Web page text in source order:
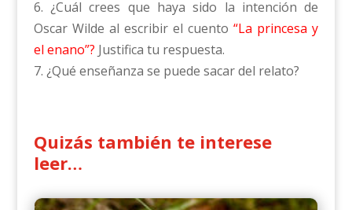
6. ¿Cuál crees que haya sido la intención de
Oscar Wilde al escribir el cuento“La princesa y
el enano”? Justifica tu respuesta.
7. ¿Qué enseñanza se puede sacar del relato?
Quizás también te interese
leer…